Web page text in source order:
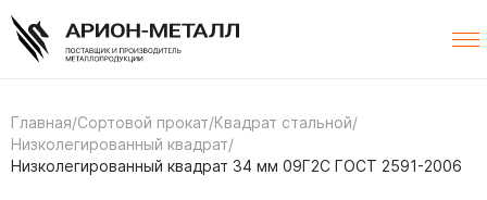
Главная/Сортовой прокат/Квадрат стальной/
Низколегированный квадрат/
Низколегированный квадрат 34 мм 09Г2С ГОСТ 2591-2006